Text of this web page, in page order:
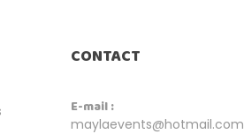
CONTACT
E-mail :
maylaevents@hotmail.com